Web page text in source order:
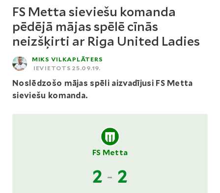
FS Metta sieviešu komanda
pēdējā mājas spēlē cīnās
neizšķirti ar Riga United Ladies
MIKS VILKAPLĀTERS
IEVIETOTS 25.09.19.
Noslēdzošo mājas spēli aizvadījusi FS Metta
sieviešu komanda.
FS Metta
2 - 2